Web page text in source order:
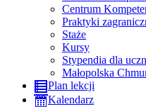
Centrum
Praktyki
Staże
Kursy
Stypendia dla
Małopolska
Plan lekcji
Kalendarz